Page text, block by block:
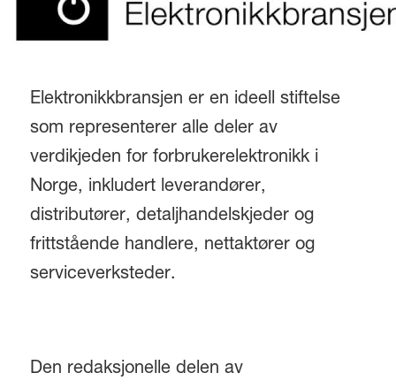
Elektronikkbransjen er en ideell stiftelse
som representerer alle deler av
verdikjeden for forbrukerelektronikk i
Norge, inkludert leverandører,
distributører, detaljhandelskjeder og
frittstående handlere, nettaktører og
serviceverksteder.
Den redaksjonelle delen av